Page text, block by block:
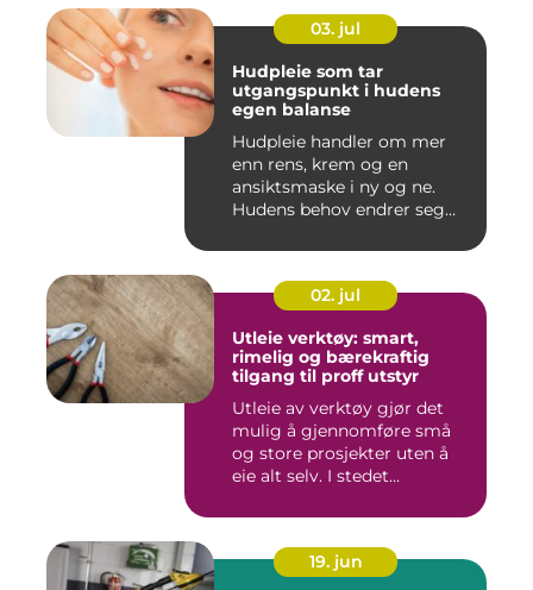
03. jul
Hudpleie som tar
utgangspunkt i hudens
egen balanse
Hudpleie handler om mer
enn rens, krem og en
ansiktsmaske i ny og ne.
Hudens behov endrer seg
02. jul
Utleie verktøy: smart,
rimelig og bærekraftig
tilgang til proff utstyr
Utleie av verktøy gjør det
mulig å gjennomføre små
og store prosjekter uten å
eie alt selv. I stedet...
19. jun